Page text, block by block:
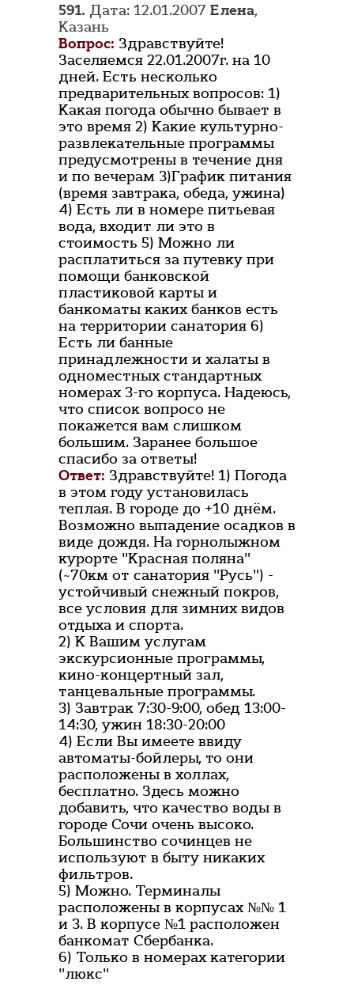
591. Дата: 12.01.2007 Елена,
Казань
Вопрос: Здравствуйте!
Заселяемся 22.01.2007г. на 10
дней. Есть несколько
предварительных вопросов: 1)
Какая погода обычно бывает в
это время 2) Какие культурно-
развлекательные программы
предусмотрены в течение дня
и по вечерам 3)График питания
(время завтрака, обеда, ужина)
4) Есть ли в номере питьевая
вода, входит ли это в
стоимость 5) Можно ли
расплатиться за путевку при
помощи банковской
пластиковой карты и
банкоматы каких банков есть
на территории санатория 6)
Есть ли банные
принадлежности и халаты в
одноместных стандартных
номерах 3-го корпуса. Надеюсь,
что список вопросо не
покажется вам слишком
большим. Заранее большое
спасибо за ответы!
Ответ: Здравствуйте! 1) Погода
в этом году установилась
теплая. В городе до +10 днём.
Возможно выпадение осадков в
виде дождя. На горнолыжном
курорте "Красная поляна"
(~70км от санатория "Русь") -
устойчивый снежный покров,
все условия для зимних видов
отдыха и спорта.
2) К Вашим услугам
экскурсионные программы,
кино-концертный зал,
танцевальные программы.
3) Завтрак 7:30-9:00, обед 13:00-
14:30, ужин 18:30-20:00
4) Если Вы имеете ввиду
автоматы-бойлеры, то они
расположены в холлах,
бесплатно. Здесь можно
добавить, что качество воды в
городе Сочи очень высоко.
Большинство сочинцев не
используют в быту никаких
фильтров.
5) Можно. Терминалы
расположены в корпусах №№ 1
и 3. В корпусе №1 расположен
банкомат Сбербанка.
6) Только в номерах категории
"люкс"